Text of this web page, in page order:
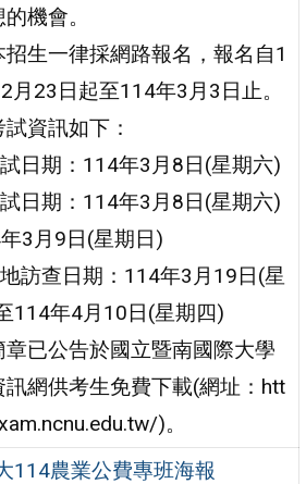
機會。
招生一律採網路報名，報名自1
月23日起至114年3月3日止。
資訊如下：
日期：114年3月8日(星期六)
日期：114年3月8日(星期六)
3月9日(星期日)
訪查日期：114年3月19日(星
114年4月10日(星期四)
章已公告於國立暨南國際大學
訊網供考生免費下載(網址：htt
)。
114農業公費專班海報